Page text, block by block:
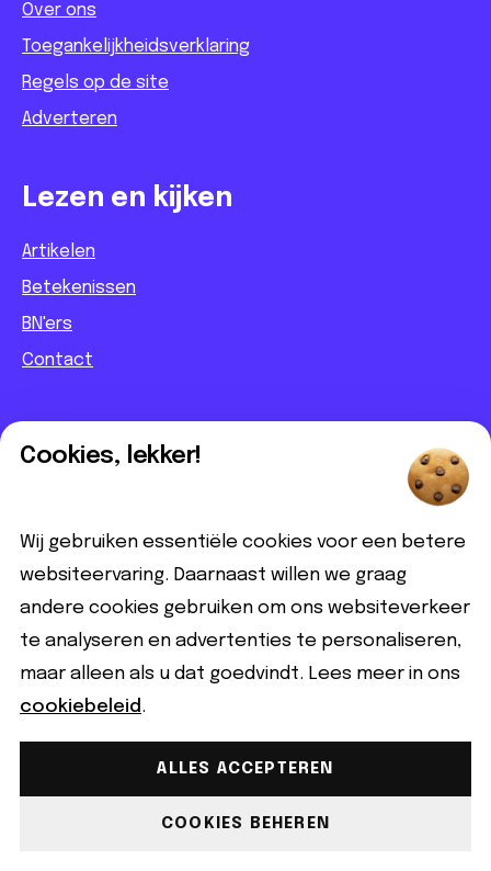
Over ons
Toegankelijkheidsverklaring
Regels op de site
Adverteren
Lezen en kijken
Artikelen
Betekenissen
BN'ers
Contact
Informatief
Partnerbijdrage
Disclaimer
Volg ons
Gemaakt met ♡ copyright © 2026 Qeer.nl | Alle rechten
Cookies, lekker!
Wij gebruiken essentiële cookies voor een betere
websiteervaring. Daarnaast willen we graag
andere cookies gebruiken om ons websiteverkeer
te analyseren en advertenties te personaliseren,
maar alleen als u dat goedvindt. Lees meer in ons
cookiebeleid .
ALLES ACCEPTEREN
COOKIES BEHEREN